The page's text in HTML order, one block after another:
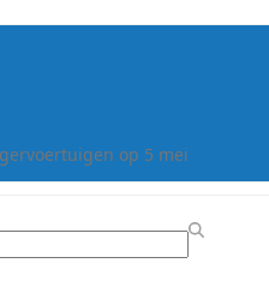
op 5 mei